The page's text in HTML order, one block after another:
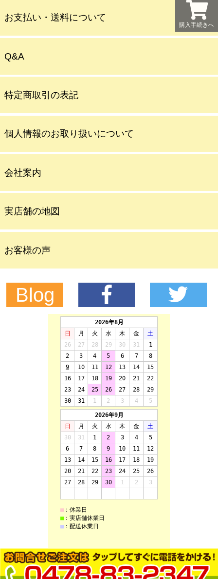
お支払い・送料について
Q&A
特定商取引の表記
個人情報のお取り扱いについて
会社案内
実店舗の地図
お客様の声
Blog
購入手続きへ